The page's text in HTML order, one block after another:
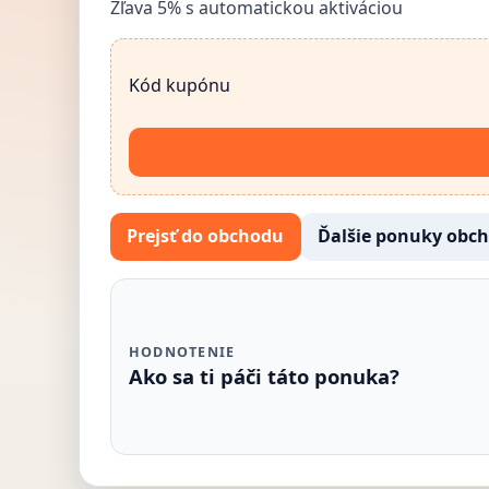
Zľava 5% s automatickou aktiváciou
Kód kupónu
Prejsť do obchodu Ďalšie ponuky
HODNOTENIE
Ako sa ti páči táto ponuka?